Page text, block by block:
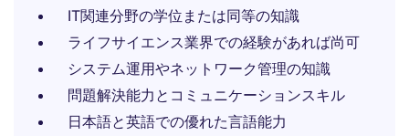
IT関連分野の学位または同等の知識
ライフサイエンス業界での経験があれば尚可
システム運用やネットワーク管理の知識
問題解決能力とコミュニケーションスキル
日本語と英語での優れた言語能力